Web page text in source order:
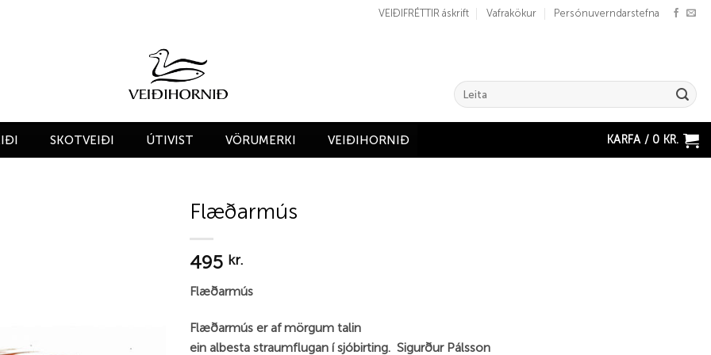
VEIÐIFRÉTTIR áskrift Vafrakökur Persónuverndarstefna
Search
for:
SKOTVEIÐI ÚTIVIST VÖRUMERKI VEIÐIHORNIÐ KARFA / 0 KR.
Flæðarmús
495 kr.
Flæðarmús
Flæðarmús er af mörgum talin
ein albesta straumflugan í sjóbirting. Sigurður Pálsson